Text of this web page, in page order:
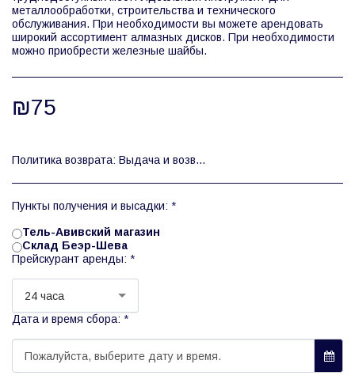
металлообработки, строительства и технического
обслуживания. При необходимости вы можете арендовать
широкий ассортимент алмазных дисков. При необходимости
можно приобрести железные шайбы.
₪75
Политика возврата: Выдача и возврат инструментов осуществляется только в рабочее время склада, с 08:00 до 12:00. Прокат инструментов предлагается по нескольким тарифам, рассчитанным на полный рабочий день/количество дней или недель (полный рабочий день: 24 часа).
Пункты получения и высадки: *
Тель-Авивский магазин
Склад Беэр-Шева
Прейскурант аренды: *
24 часа
Дата и время сбора: *
Пожалуйста, выберите дату и время.